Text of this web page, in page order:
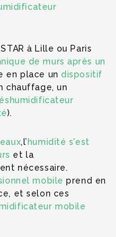
à Lille ou Paris
de murs après un
en place undispositif
chauffage, un
).
,l’ humidité s'est
et la
nécessaire.
mobile prend en
et selon ces
mobile